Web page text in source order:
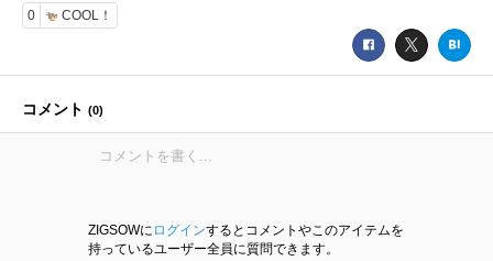
0 COOL！
コメント (0)
ZIGSOWに ログインするとコメントやこのアイテムを
持っているユーザー全員に質問できます。